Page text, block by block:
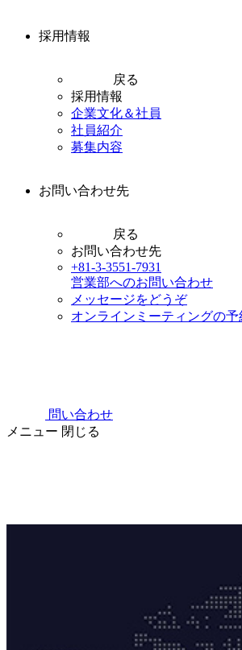
採用情報
戻る
採用情報
企業文化＆社員
社員紹介
募集内容
お問い合わせ先
戻る
お問い合わせ先
+81-3-3551-7931
営業部へのお問い合わせ
メッセージをどうぞ
オンラインミーティングの予
問い合わせ
メニュー 閉じる